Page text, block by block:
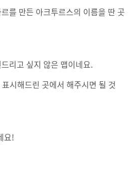
를 만든 아크투르스의 이름을 딴 곳
리고 싶지 않은 맵이네요.
시해드린 곳에서 해주시면 될 것
요!